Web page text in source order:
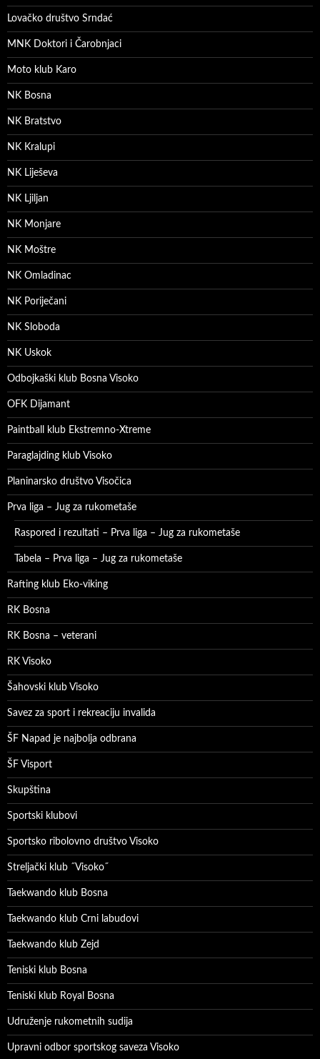
Lovačko društvo Srndać
MNK Doktori i Čarobnjaci
Moto klub Karo
NK Bosna
NK Bratstvo
NK Kralupi
NK Liješeva
NK Ljiljan
NK Monjare
NK Moštre
NK Omladinac
NK Poriječani
NK Sloboda
NK Uskok
Odbojkaški klub Bosna Visoko
OFK Dijamant
Paintball klub Ekstremno-Xtreme
Paraglajding klub Visoko
Planinarsko društvo Visočica
Prva liga – Jug za rukometaše
Raspored i rezultati – Prva liga – Jug za rukometaše
Tabela – Prva liga – Jug za rukometaše
Rafting klub Eko-viking
RK Bosna
RK Bosna – veterani
RK Visoko
Šahovski klub Visoko
Savez za sport i rekreaciju invalida
ŠF Napad je najbolja odbrana
ŠF Visport
Skupština
Sportski klubovi
Sportsko ribolovno društvo Visoko
Streljački klub ˝Visoko˝
Taekwando klub Bosna
Taekwando klub Crni labudovi
Taekwando klub Zejd
Teniski klub Bosna
Teniski klub Royal Bosna
Udruženje rukometnih sudija
Upravni odbor sportskog saveza Visoko